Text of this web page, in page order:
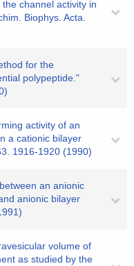
channel activity in
Biophys. Acta.
for the
polypeptide."
activity of an
a cationic bilayer
1916-1920 (1990)
an anionic
anionic bilayer
volume of
as studied by the